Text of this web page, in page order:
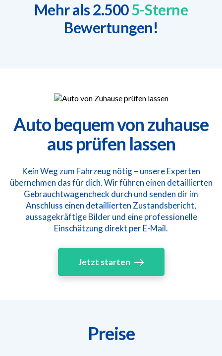
Mehr als 2.5005-Sterne
Bewertungen!
Auto bequem von zuhause
aus prüfen lassen
Kein Weg zum Fahrzeug nötig – unsere Experten
übernehmen das für dich. Wir führen einen detaillierten
Gebrauchtwagencheck durch und senden dir im
Anschluss einen detaillierten Zustandsbericht,
aussagekräftige Bilder und eine professionelle
Einschätzung direkt per E-Mail.
Jetzt starten
Preise